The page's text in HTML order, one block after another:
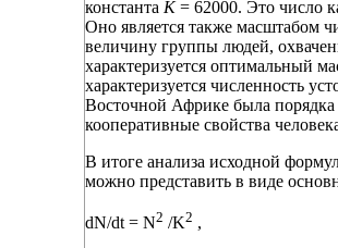
константа К= 62000. Это число
Оно является также масштабом
величину группы людей,
характеризуется оптимальный
характеризуется численность
Восточной Африке была
кооперативные свойства
В итоге анализа исходной
можно представить в виде
dN/dt = N2 /K2 ,